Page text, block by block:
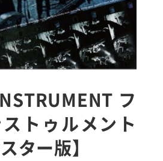
フ
トゥルメント
ター版】